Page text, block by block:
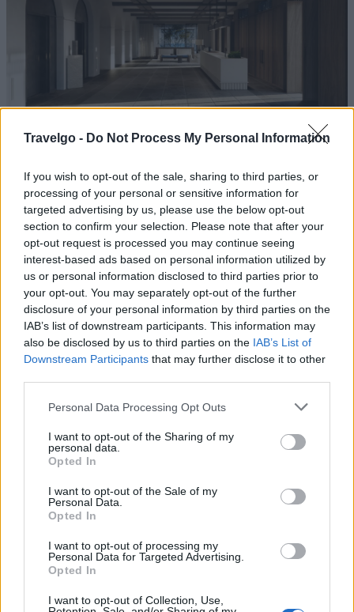
Travelgo - Do Not Process My Personal Information
If you wish to opt-out of the sale, sharing to third parties, or
processing of your personal or sensitive information for
targeted advertising by us, please use the below opt-out
section to confirm your selection. Please note that after your
opt-out request is processed you may continue seeing
interest-based ads based on personal information utilized by
us or personal information disclosed to third parties prior to
your opt-out. You may separately opt-out of the further
disclosure of your personal information by third parties on the
IAB’s list of downstream participants. This information may
also be disclosed by us to third parties on the IAB’s List of
Downstream Participants that may further disclose it to other
Please note that this website/app uses one or more Google
not limited to your visit or usage behaviour. You may click to
grant or deny consent to Google and its third-party tags to
use your data for below specified purposes in below Google
consent section.
Personal Data Processing Opt Outs
I want to opt-out of the Sharing of my
personal data.
Opted In
I want to opt-out of the Sale of my
Personal Data.
Opted In
I want to opt-out of processing my
Personal Data for Targeted Advertising.
Opted In
I want to opt-out of Collection, Use,
Σε μικρή απόσταση με τα πόδια από την παλιά πόλη, το
Oderaπου ανοίγει τις πύλες του τον Μάιο, θα
αποτελείται από 77 δωμάτια με ασβεστολιθικούς
τοίχους και οροφές με ξύλινα δοκάρια, και εύκολη
πρόσβαση για κολύμπι σε πισίνα, ενώ διαθέτει και ένα
μικρό σπα. Ταυτόχρονα, οι ταξιδιώτες μπορούν να
απολαύσουν και ένα μασάζ στην ιδιωτική παραλία αλλά
και να νοικιάσουν το σκάφος του ξενοδοχείου για να
Διαβάστε περισσότερα στοInsider.gr